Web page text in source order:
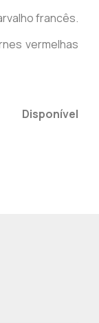
francês.
vermelhas